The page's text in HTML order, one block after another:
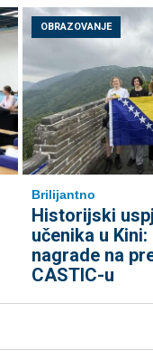
OBRAZOVANJE
Brilijantno
Historijski
učenika u
nagrade na
CASTIC-u